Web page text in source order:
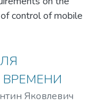
параметра.
проводится
возможным в
и его
оси.
корней без
control of mobile
which can lead
of making an
justification for the
system of a mobile
Яковлевич